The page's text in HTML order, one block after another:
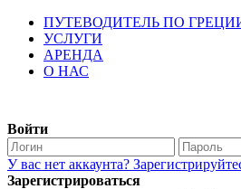
ПУТЕВОДИТЕЛЬ ПО
УСЛУГИ
АРЕНДА
О НАС
Войти
У вас нет аккаунта?
Зарегистрироваться